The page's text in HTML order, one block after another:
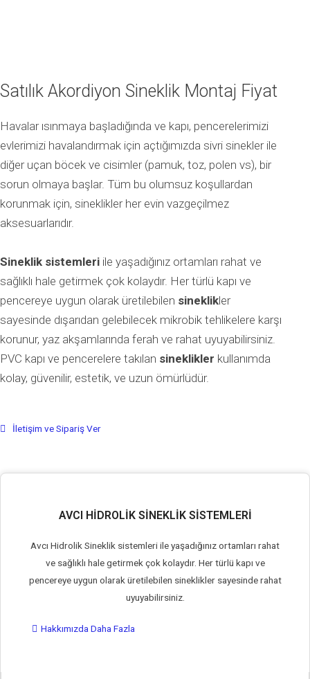
Satılık Akordiyon Sineklik Montaj Fiyat
Havalar ısınmaya başladığında ve kapı, pencerelerimizi
evlerimizi havalandırmak için açtığımızda sivri sinekler ile
diğer uçan böcek ve cisimler (pamuk, toz, polen vs), bir
sorun olmaya başlar. Tüm bu olumsuz koşullardan
korunmak için, sineklikler her evin vazgeçilmez
aksesuarlarıdır.
Sineklik sistemleri ile yaşadığınız ortamları rahat ve
sağlıklı hale getirmek çok kolaydır. Her türlü kapı ve
pencereye uygun olarak üretilebilen sineklikler
sayesinde dışarıdan gelebilecek mikrobik tehlikelere karşı
korunur, yaz akşamlarında ferah ve rahat uyuyabilirsiniz.
PVC kapı ve pencerelere takılan sineklikler kullanımda
kolay, güvenilir, estetik, ve uzun ömürlüdür.
İletişim ve Sipariş Ver
AVCI HIDROLIK SINEKLIK SISTEMLERI
Avcı Hidrolik Sineklik sistemleri ile yaşadığınız ortamları rahat
ve sağlıklı hale getirmek çok kolaydır. Her türlü kapı ve
pencereye uygun olarak üretilebilen sineklikler sayesinde rahat
uyuyabilirsiniz.
Hakkımızda Daha Fazla